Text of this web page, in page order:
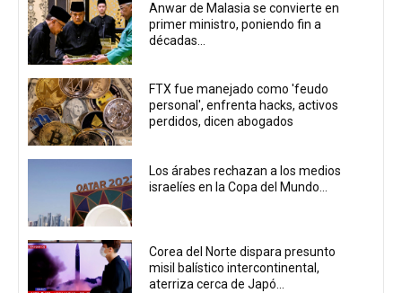
Anwar de Malasia se convierte en
primer ministro, poniendo fin a
décadas...
FTX fue manejado como 'feudo
personal', enfrenta hacks, activos
perdidos, dicen abogados
Los árabes rechazan a los medios
israelíes en la Copa del Mundo...
Corea del Norte dispara presunto
misil balístico intercontinental,
aterriza cerca de Japó...